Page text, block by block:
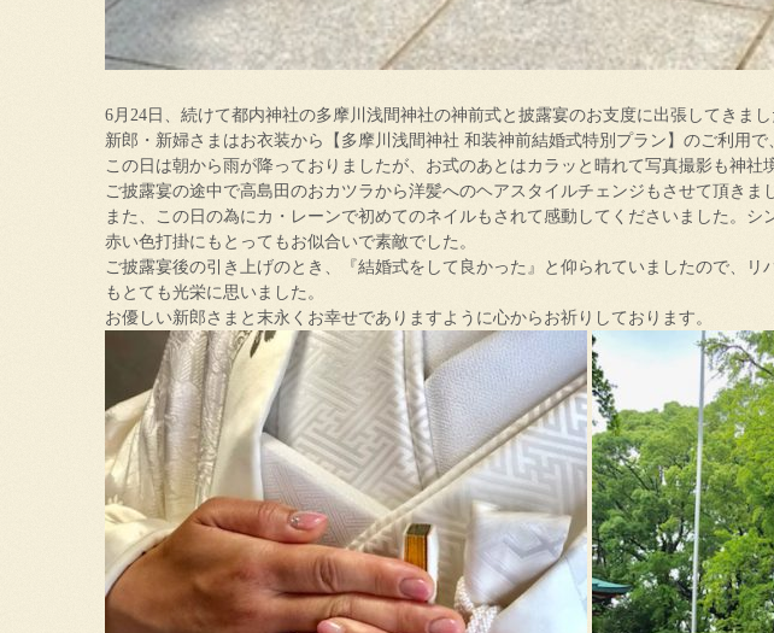
6月24日、続けて都内神社の多摩川浅間神社の神前式と披露宴のお支度に出張してきまし
新郎・新婦さまはお衣装から【多摩川浅間神社 和装神前結婚式特別プラン】のご利用で
この日は朝から雨が降っておりましたが、お式のあとはカラッと晴れて写真撮影も神社
ご披露宴の途中で高島田のおカツラから洋髪へのヘアスタイルチェンジもさせて頂きま
また、この日の為にカ・レーンで初めてのネイルもされて感動してくださいました。
赤い色打掛にもとってもお似合いで素敵でした。
ご披露宴後の引き上げのとき、『結婚式をして良かった』と仰られていましたので、
もとても光栄に思いました。
お優しい新郎さまと末永くお幸せでありますように心からお祈りしております。